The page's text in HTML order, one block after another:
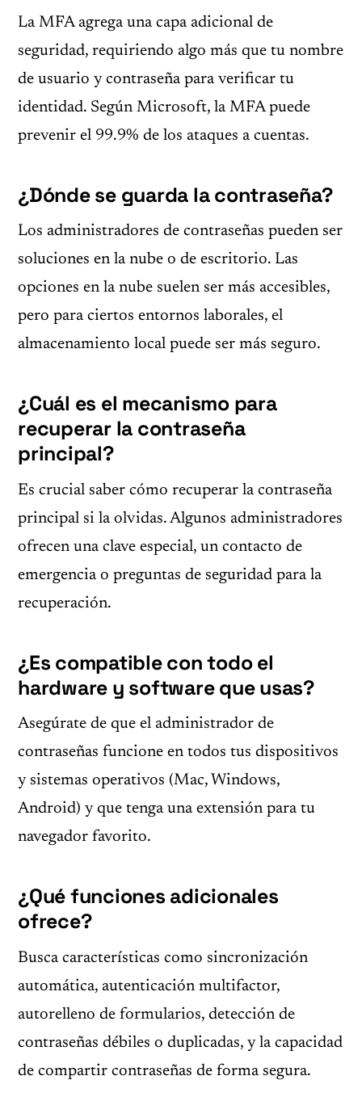
La MFA agrega una capa adicional de
seguridad, requiriendo algo más que tu nombre
de usuario y contraseña para verificar tu
identidad. Según Microsoft, la MFA puede
prevenir el 99.9% de los ataques a cuentas.
¿Dónde se guarda la contraseña?
Los administradores de contraseñas pueden ser
soluciones en la nube o de escritorio. Las
opciones en la nube suelen ser más accesibles,
pero para ciertos entornos laborales, el
almacenamiento local puede ser más seguro.
¿Cuál es el mecanismo para
recuperar la contraseña
principal?
Es crucial saber cómo recuperar la contraseña
principal si la olvidas. Algunos administradores
ofrecen una clave especial, un contacto de
emergencia o preguntas de seguridad para la
recuperación.
¿Es compatible con todo el
hardware y software que usas?
Asegúrate de que el administrador de
contraseñas funcione en todos tus dispositivos
y sistemas operativos (Mac, Windows,
Android) y que tenga una extensión para tu
navegador favorito.
¿Qué funciones adicionales
ofrece?
Busca características como sincronización
automática, autenticación multifactor,
autorelleno de formularios, detección de
contraseñas débiles o duplicadas, y la capacidad
de compartir contraseñas de forma segura.